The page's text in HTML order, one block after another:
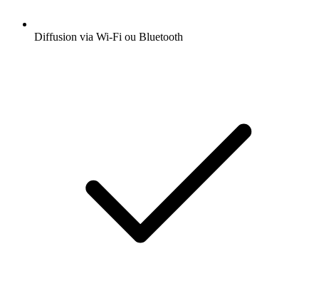
Diffusion via Wi-Fi ou Bluetooth